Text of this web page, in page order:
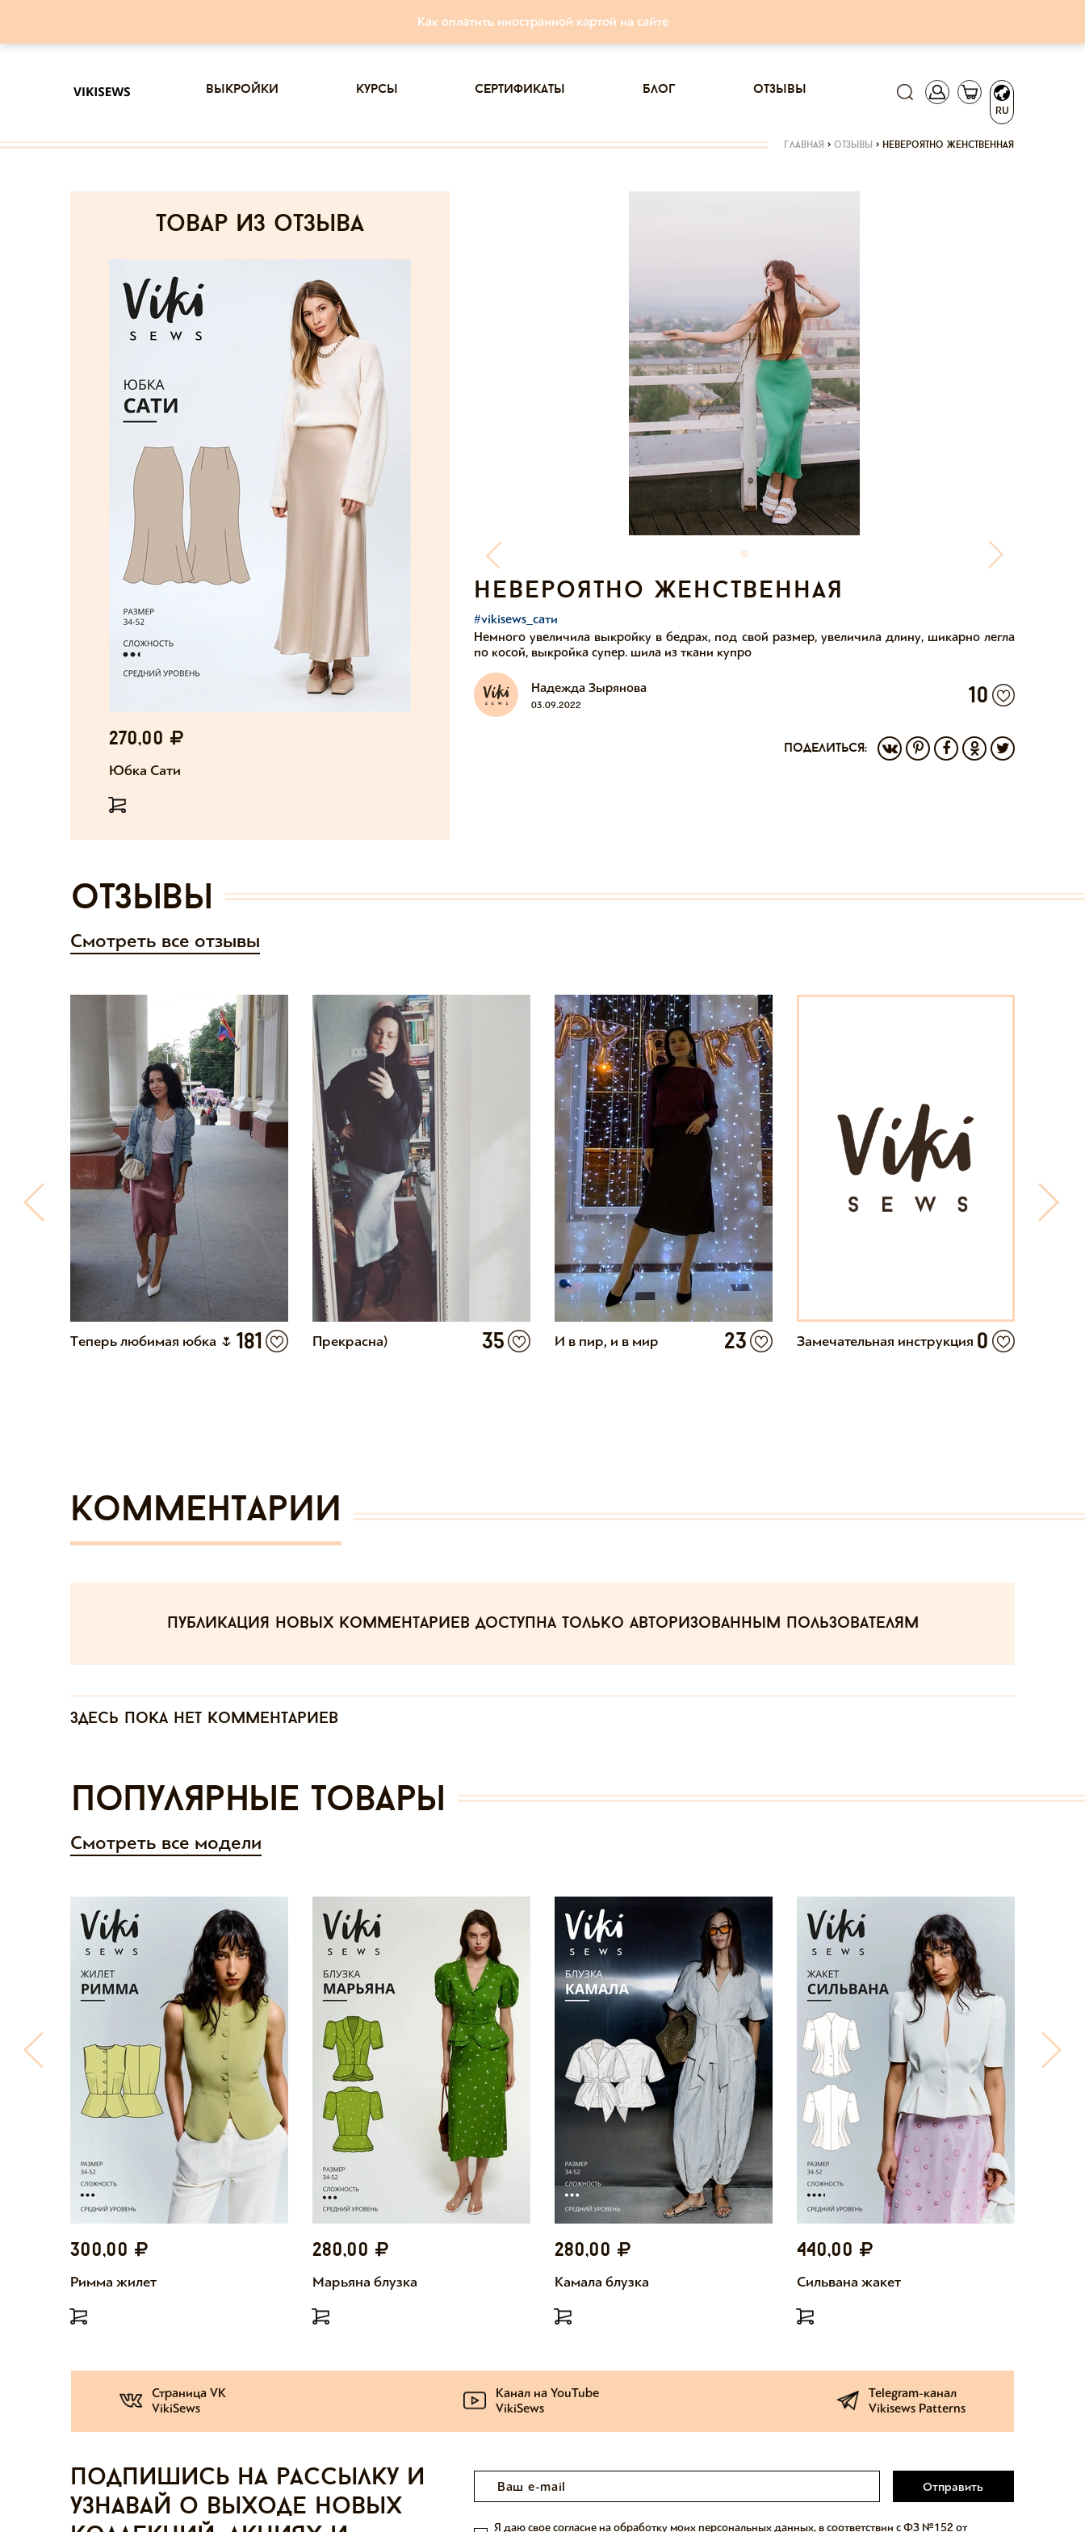
Как оплатить иностранной картой на сайте
RU
выкройки курсы сертификаты блог отзывы
главная > отзывы > невероятно женственная
товар из отзыва
270,00
Юбка Сати
невероятно женственная
#vikisews_сати
Немного увеличила выкройку в бедрах, под свой размер, увеличила длину, шикарно легла
по косой, выкройка супер. шила из ткани купро
Надежда Зырянова
03.09.2022 10
поделиться:
отзывы
Смотреть все отзывы
Теперь любимая юбка 🌷 181 Прекрасна) 35 И в пир, и в мир 23 Замечательная инструкция 0
Комментарии
публикация новых комментариев доступна только авторизованным пользователям
Здесь пока нет комментариев
Популярные товары
Смотреть все модели
300,00
Римма жилет
280,00
Марьяна блузка
280,00
Камала блузка
440,00
Сильвана жакет
Страница VK
VikiSews
Канал на YouTube
VikiSews
Telegram-канал
Vikisews Patterns
Подпишись на рассылку и
узнавай о выходе новых
Отправить
Я даю свое согласие на обработку моих персональных данных, в соответствии с ФЗ №152 от